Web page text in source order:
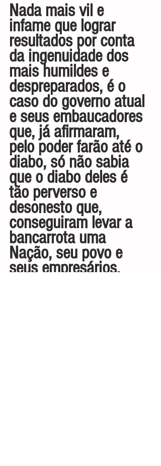
Nada mais vil e
infame que lograr
resultados por conta
da ingenuidade dos
mais humildes e
despreparados, é o
caso do governo atual
e seus embaucadores
que, já afirmaram,
pelo poder farão até o
diabo, só não sabia
que o diabo deles é
tão perverso e
desonesto que,
conseguiram levar a
bancarrota uma
Nação, seu povo e
seus empresários.